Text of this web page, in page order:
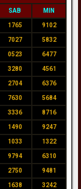
SAB MIN
1765 9102
7027 5832
0523 6477
3280 4561
2704 6376
7630 5684
3336 8716
1490 9247
1033 1322
9794 6310
2750 9481
1638 3242